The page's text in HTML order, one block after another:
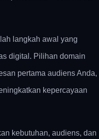
langkah awal yang
digital. Pilihan domain
pertama audiens Anda,
kepercayaan
kebutuhan, audiens, dan